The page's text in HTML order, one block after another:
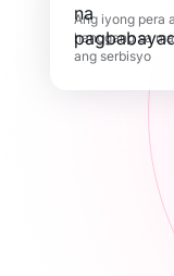
Ang iyong pera
hanggang sa
ang serbisyo